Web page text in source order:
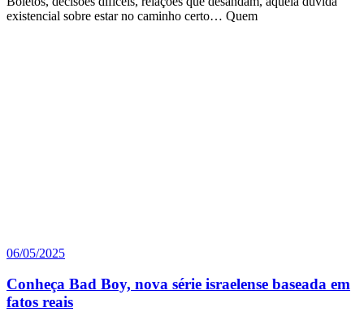
existencial sobre estar no caminho certo… Quem
06/05/2025
Conheça Bad Boy, nova série israelense baseada em
fatos reais